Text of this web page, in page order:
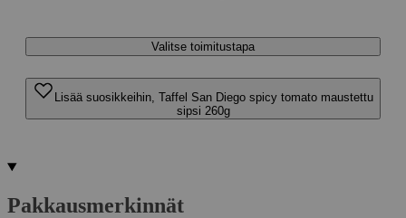
Valitse toimitustapa
Lisää suosikkeihin, Taffel San Diego spicy tomato maustettu
sipsi 260g
Pakkausmerkinnät